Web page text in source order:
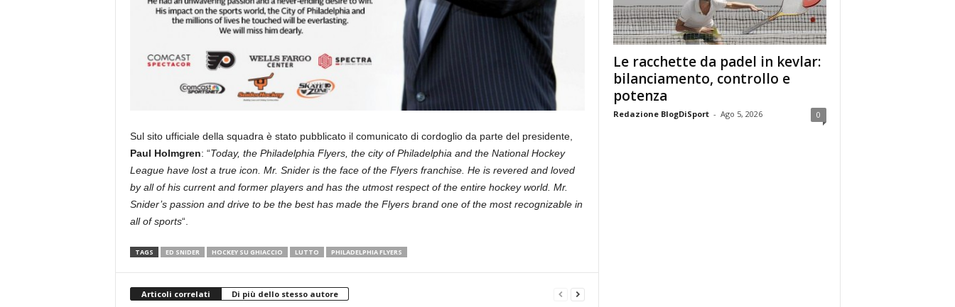
Sul sito ufficiale della squadra è stato pubblicato il comunicato di cordoglio da parte del presidente,
Paul Holmgren: “Today, the Philadelphia Flyers, the city of Philadelphia and the National Hockey
League have lost a true icon. Mr. Snider is the face of the Flyers franchise. He is revered and loved
by all of his current and former players and has the utmost respect of the entire hockey world. Mr.
Snider’s passion and drive to be the best has made the Flyers brand one of the most recognizable in
all of sports“.
TAGS ED SNIDER HOCKEY SU GHIACCIO LUTTO PHILADELPHIA FLYERS
Articoli correlati Di più dello stesso autore
Le racchette da padel in kevlar:
bilanciamento, controllo e
potenza
Redazione BlogDiSport - Ago 5, 2026 0